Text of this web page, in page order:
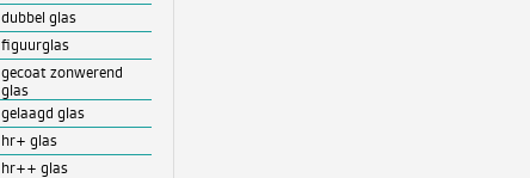
dubbel glas
figuurglas
gecoat zonwerend
glas
gelaagd glas
hr+ glas
hr++ glas